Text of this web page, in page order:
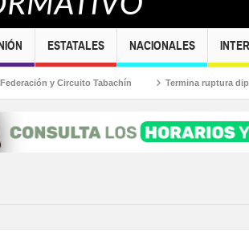
ESTATALES NACIONALES
y Circuito Tabachín Termina ruptura